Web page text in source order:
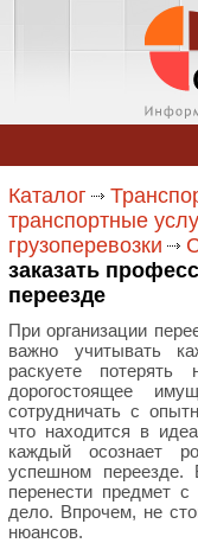
Каталог
транспортные
грузоперевозки
заказать
переезде
При организации
важно учитывать
раскуете
дорогостоящее
сотрудничать с
что находится в
каждый осознает
успешном переезде.
перенести предмет
дело. Впрочем, не
нюансов.